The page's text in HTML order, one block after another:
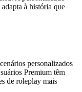
à história que
personalizados
Premium têm
de roleplay mais